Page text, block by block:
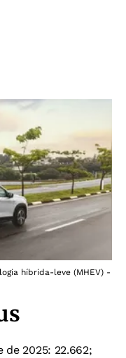
híbrida-leve (MHEV) -
de 2025: 22.662;